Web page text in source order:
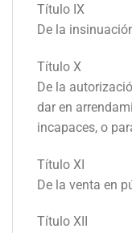
Título IX
De la
Título X
De la
dar en
incapaces, o
Título XI
De la venta en
Título XII